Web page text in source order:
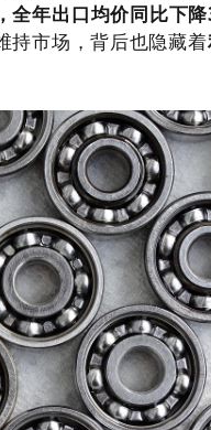
全年出口均价同比下降
持市场，背后也隐藏着